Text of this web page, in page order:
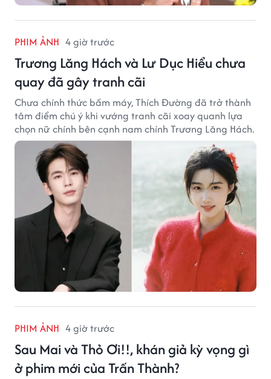
PHIM ẢNH 4 giờ trước
Trương Lăng Hách và Lư Dục Hiểu chưa
quay đã gây tranh cãi
Chưa chính thức bấm máy, Thích Đường đã trở thành
tâm điểm chú ý khi vướng tranh cãi xoay quanh lựa
chọn nữ chính bên cạnh nam chính Trương Lăng Hách.
PHIM ẢNH 4 giờ trước
Sau Mai và Thỏ Ơi!!, khán giả kỳ vọng gì
ở phim mới của Trấn Thành?